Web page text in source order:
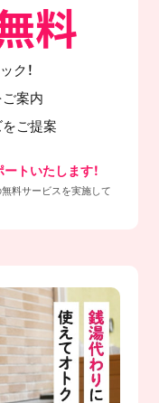
ク！
案内
ご提案
トいたします！
料サービスを実施して